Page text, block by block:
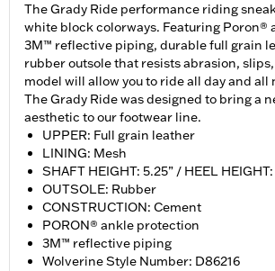
The Grady Ride performance riding
white block colorways. Featuring Poron®
3M™ reflective piping, durable full grain
rubber outsole that resists abrasion,
model will allow you to ride all day and
The Grady Ride was designed to bring a
aesthetic to our footwear line.
UPPER: Full grain leather
LINING: Mesh
SHAFT HEIGHT: 5.25” / HEEL HEIGHT:
OUTSOLE: Rubber
CONSTRUCTION: Cement
PORON® ankle protection
3M™ reflective piping
Wolverine Style Number: D86216